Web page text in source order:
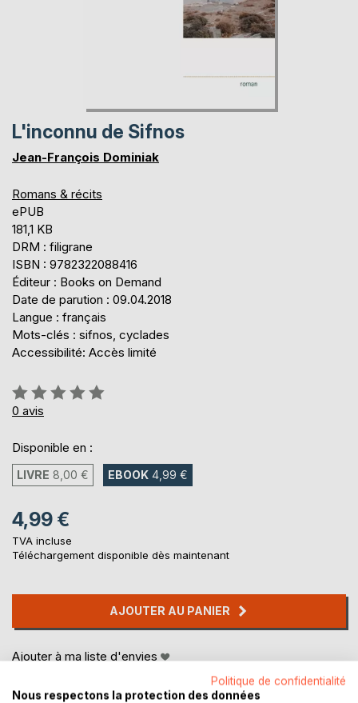
L'inconnu de Sifnos
Jean-François Dominiak
Romans & récits
ePUB
181,1 KB
DRM : filigrane
ISBN : 9782322088416
Éditeur : Books on Demand
Date de parution : 09.04.2018
Langue : français
Mots-clés : sifnos, cyclades
Accessibilité: Accès limité
Évaluation:
0%
0 avis
Disponible en :
LIVRE 8,00 € EBOOK 4,99 €
4,99 €
TVA incluse
Téléchargement disponible dès maintenant
AJOUTER AU PANIER
Ajouter à ma liste d'envies
Politique de confidentialité
Nous respectons la protection des données